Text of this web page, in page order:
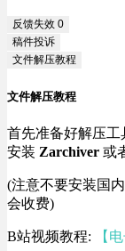
反馈失效 0
稿件投诉
文件解压教程
文件解压教程
首先准备好解压工
安装 Zarchiver 或
(注意不要安装国
会收费)
B站视频教程: 【